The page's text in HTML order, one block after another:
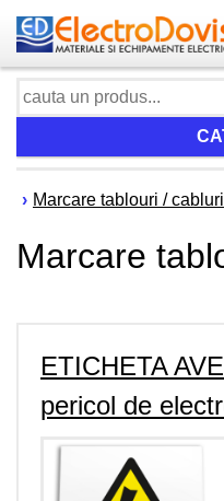
› Marcare tablouri / cabluri
Marcare
ETICHETA
pericol de